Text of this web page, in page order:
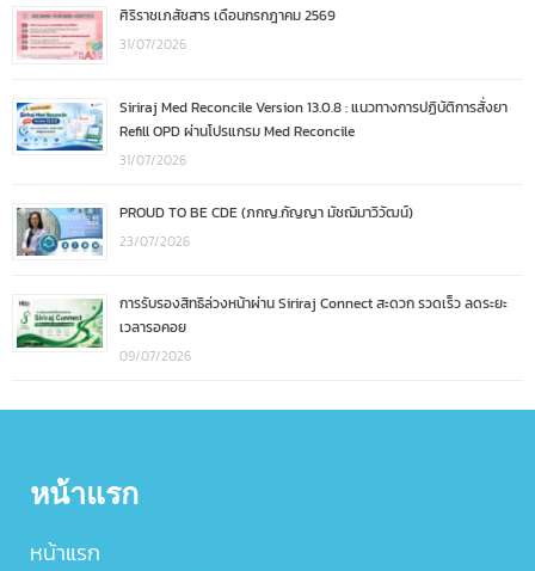
ศิริราชเภสัชสาร เดือนกรกฎาคม 2569
31/07/2026
Siriraj Med Reconcile Version 13.0.8 : แนวทางการปฏิบัติการสั่งยา
Refill OPD ผ่านโปรแกรม Med Reconcile
31/07/2026
PROUD TO BE CDE (ภกญ.กัญญา มัชฌิมาวิวัฒน์)
23/07/2026
การรับรองสิทธิล่วงหน้าผ่าน Siriraj Connect สะดวก รวดเร็ว ลดระยะ
เวลารอคอย
09/07/2026
หน้าแรก
หน้าแรก